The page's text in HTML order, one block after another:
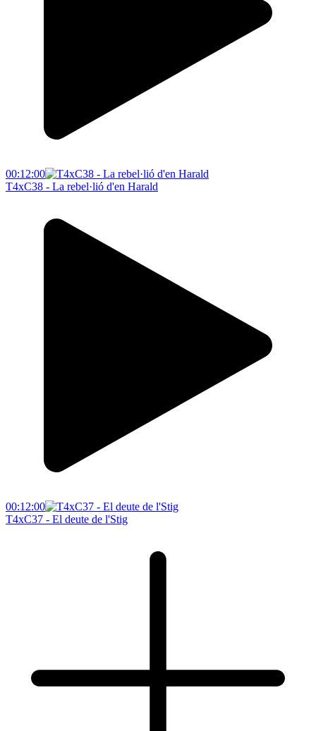
00:12:00
T4xC38 - La rebel·lió d'en Harald
00:12:00
T4xC37 - El deute de l'Stig